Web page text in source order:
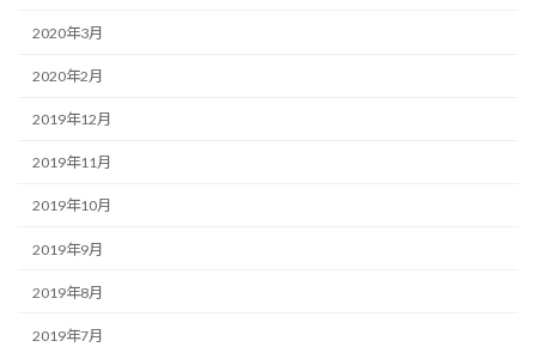
2020年3月
2020年2月
2019年12月
2019年11月
2019年10月
2019年9月
2019年8月
2019年7月